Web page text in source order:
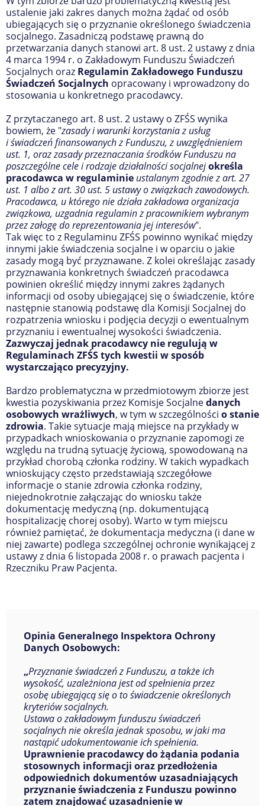
ustalenie jaki zakres danych można żądać od osób
ubiegających się o przyznanie określonego świadczenia
socjalnego. Zasadniczą podstawę prawną do
przetwarzania danych stanowi art. 8 ust. 2 ustawy z dnia
4 marca 1994 r. o Zakładowym Funduszu Świadczeń
Socjalnych oraz Regulamin Zakładowego Funduszu
Świadczeń Socjalnych opracowany i wprowadzony do
stosowania u konkretnego pracodawcy.
Z przytaczanego art. 8 ust. 2 ustawy o ZFŚS wynika
bowiem, że "zasady i warunki korzystania z usług
i świadczeńfinansowanych z Funduszu, z uwzględnieniem
ust. 1, oraz zasady przeznaczania środków Funduszuna
poszczególne cele i rodzaje działalności socjalnejokreśla
pracodawca w regulaminie ustalanym zgodnie z art. 27
ust. 1 albo z art. 30 ust. 5 ustawy o związkach zawodowych.
Pracodawca, u którego nie działa zakładowaorganizacja
związkowa, uzgadnia regulamin z pracownikiem wybranym
przez załogę do reprezentowania jej interesów".
Tak więc to z Regulaminu ZFŚS powinno wynikać między
innymi jakie świadczenia socjalne i w oparciu o jakie
zasady mogą być przyznawane. Z kolei określając zasady
przyznawania konkretnych świadczeń pracodawca
powinien określić między innymi zakres żądanych
informacji od osoby ubiegającej się o świadczenie, które
następnie stanowią podstawę dla Komisji Socjalnej do
rozpatrzenia wniosku i podjęcia decyzji o ewentualnym
przyznaniu i ewentualnej wysokości świadczenia.
Zazwyczaj jednak pracodawcy nie regulują w
Regulaminach ZFŚS tych kwestii w sposób
wystarczająco precyzyjny.
Bardzo problematyczna w przedmiotowym zbiorze jest
kwestia pozyskiwania przez Komisje Socjalnedanych
osobowych wrażliwych, w tym w szczególności o stanie
zdrowia. Takie sytuacje mają miejsce na przykłady w
przypadkach wnioskowania o przyznanie zapomogi ze
względu na trudną sytuację życiową, spowodowaną na
przykład chorobą członka rodziny. W takich wypadkach
wnioskujący często przedstawiają szczegółowe
informacje o stanie zdrowia członka rodziny,
niejednokrotnie załączając do wniosku także
dokumentację medyczną (np. dokumentującą
hospitalizację chorej osoby). Warto w tym miejscu
również pamiętać, że dokumentacja medyczna (i dane w
niej zawarte) podlega szczególnej ochronie wynikającej z
ustawyz dnia 6 listopada 2008 r. o prawach pacjenta i
Rzeczniku Praw Pacjenta.
Opinia Generalnego Inspektora Ochrony
Danych Osobowych:
„Przyznanie świadczeń z Funduszu, a także ich
wysokość, uzależniona jest od spełnienia przez
osobę ubiegającą się o to świadczenie określonych
kryteriów socjalnych.
Ustawao zakładowym funduszu świadczeń
socjalnych nie określa jednak sposobu, w jaki ma
nastąpić udokumentowanie ich spełnienia.
Uprawnienie pracodawcy do żądania podania
stosownych informacji oraz przedłożenia
odpowiednich dokumentów uzasadniających
przyznanie świadczenia z Funduszu powinno
zatem znajdować uzasadnieniew